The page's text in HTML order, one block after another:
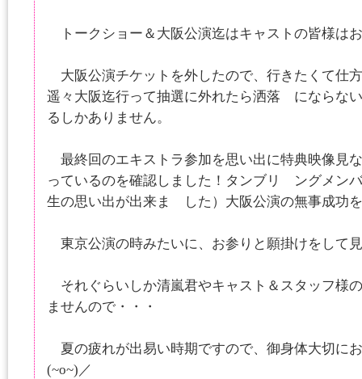
トークショー＆大阪公演迄はキャストの皆様は
大阪公演チケットを外したので、行きたくて仕
遥々大阪迄行って抽選に外れたら洒落 にならな
るしかありません。
最終回のエキストラ参加を思い出に特典映像見
っているのを確認しました！タンブリ ングメン
生の思い出が出来ま した）大阪公演の無事成功
東京公演の時みたいに、お参りと願掛けをして
それぐらいしか清嵐君やキャスト＆スタッフ様
ませんので・・・
夏の疲れが出易い時期ですので、御身体大切に
(~o~)／